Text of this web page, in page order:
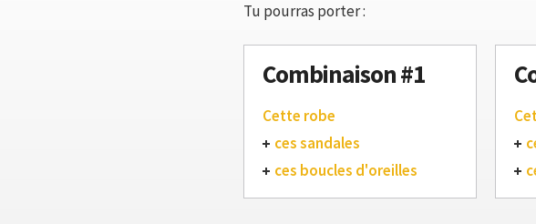
Tu pourras porter :
Combinaison #1
Cette robe
ces sandales
ces boucles d'oreilles